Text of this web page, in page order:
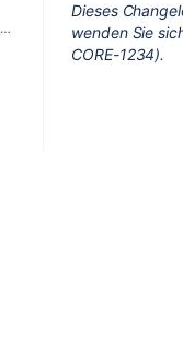
DIVERA 24/7 Plattform - Release Notes
Dieses
wenden Sie
CORE-1234).